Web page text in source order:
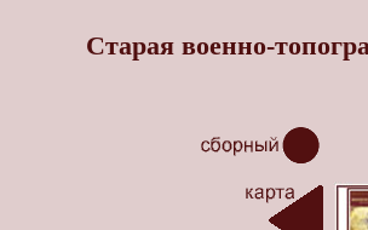
Старая военно-